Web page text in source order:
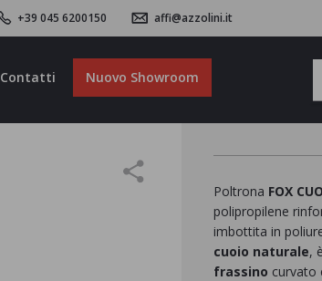
+39 045 6200150 affi@azzolini.it
Contatti Nuovo Showroom
Poltrona FOX
polipropilene
imbottita in
cuoio naturale,
frassino curvato